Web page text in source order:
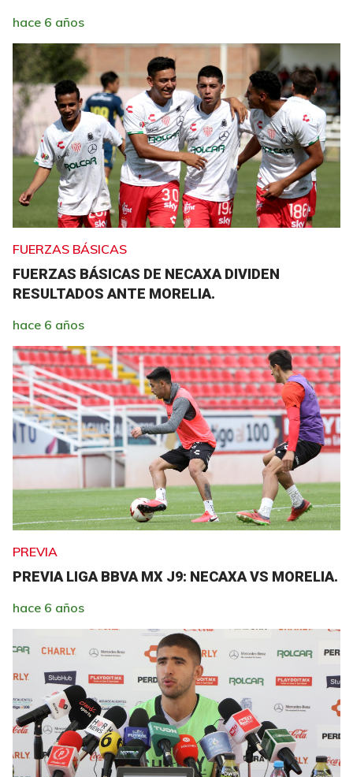
hace 6 años
FUERZAS BÁSICAS
FUERZAS BÁSICAS DE NECAXA DIVIDEN
RESULTADOS ANTE MORELIA.
hace 6 años
PREVIA
PREVIA LIGA BBVA MX J9: NECAXA VS MORELIA.
hace 6 años